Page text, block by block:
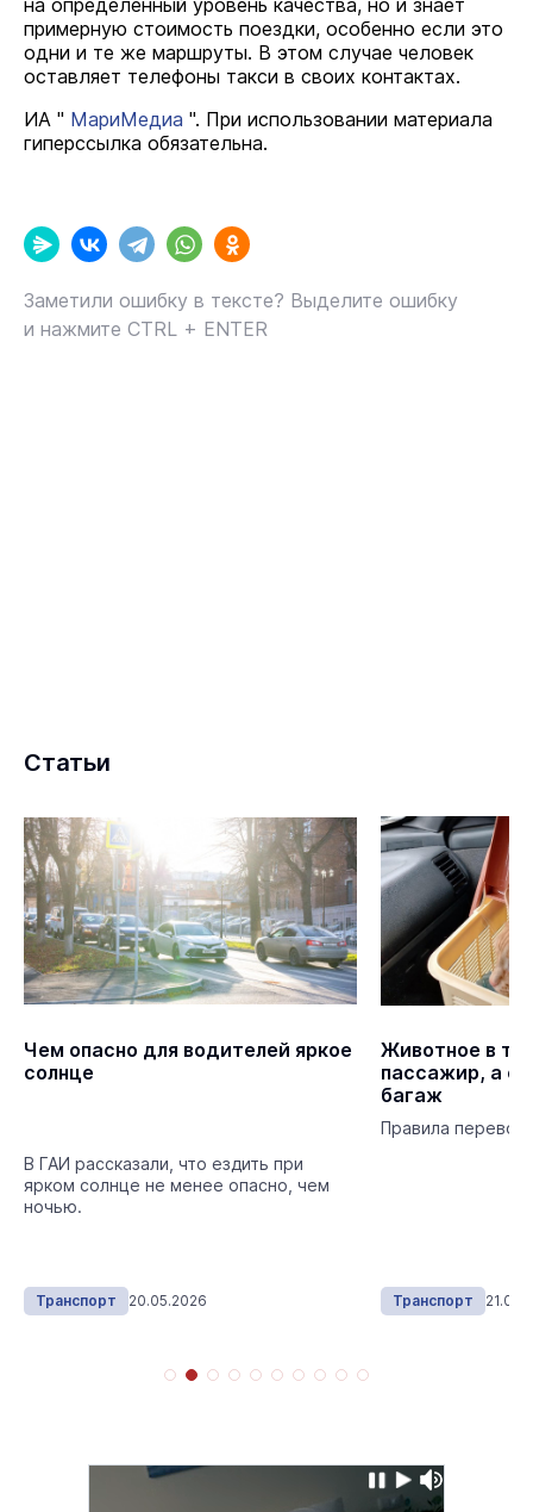
на определенный уровень качества, но и знает
примерную стоимость поездки, особенно если это
одни и те же маршруты. В этом случае человек
оставляет телефоны такси в своих контактах.
ИА " МариМедиа ". При использовании материала
гиперссылка обязательна.
Заметили ошибку в тексте? Выделите ошибку
и нажмите CTRL + ENTER
Статьи
Чем опасно для водителей яркое
солнце
В ГАИ рассказали, что ездить при
ярком солнце не менее опасно, чем
ночью.
Транспорт 20.05.2026
Животное в
пассажир, а
багаж
Правила
Транспорт